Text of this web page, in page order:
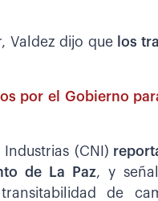
Valdez dijo que los
por el Gobierno
(CNI)
de La Paz, y
de